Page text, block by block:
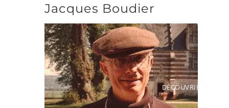
DÉCOUVRIR
Jacques Boudier